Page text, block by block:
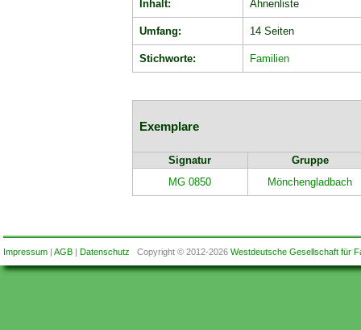
Inhalt: Ahnenliste
Umfang: 14 Seiten
Stichworte: Familien
Exemplare
Signatur
Gruppe
MG 0850
Mönchengladbach
Impressum| AGB| Datenschutz Copyright © 2012-2026 Westdeutsche Gesellschaft für